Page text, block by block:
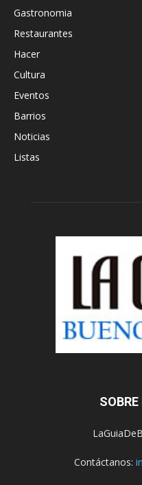
Gastronomia
Restaurantes
Hacer
Cultura
Eventos
Barrios
Noticias
Listas
Contáctanos: